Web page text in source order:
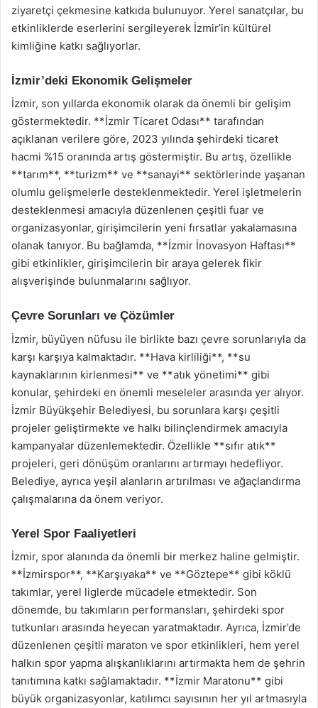
ziyaretçi çekmesine katkıda bulunuyor. Yerel sanatçılar, bu
etkinliklerde eserlerini sergileyerek İzmir’in kültürel
kimliğine katkı sağlıyorlar.
İzmir’deki Ekonomik Gelişmeler
İzmir, son yıllarda ekonomik olarak da önemli bir gelişim
göstermektedir. **İzmir Ticaret Odası** tarafından
açıklanan verilere göre, 2023 yılında şehirdeki ticaret
hacmi %15 oranında artış göstermiştir. Bu artış, özellikle
**tarım**, **turizm** ve **sanayi** sektörlerinde yaşanan
olumlu gelişmelerle desteklenmektedir. Yerel işletmelerin
desteklenmesi amacıyla düzenlenen çeşitli fuar ve
organizasyonlar, girişimcilerin yeni fırsatlar yakalamasına
olanak tanıyor. Bu bağlamda, **İzmir İnovasyon Haftası**
gibi etkinlikler, girişimcilerin bir araya gelerek fikir
alışverişinde bulunmalarını sağlıyor.
Çevre Sorunları ve Çözümler
İzmir, büyüyen nüfusu ile birlikte bazı çevre sorunlarıyla da
karşı karşıya kalmaktadır. **Hava kirliliği**, **su
kaynaklarının kirlenmesi** ve **atık yönetimi** gibi
konular, şehirdeki en önemli meseleler arasında yer alıyor.
İzmir Büyükşehir Belediyesi, bu sorunlara karşı çeşitli
projeler geliştirmekte ve halkı bilinçlendirmek amacıyla
kampanyalar düzenlemektedir. Özellikle **sıfır atık**
projeleri, geri dönüşüm oranlarını artırmayı hedefliyor.
Belediye, ayrıca yeşil alanların artırılması ve ağaçlandırma
çalışmalarına da önem veriyor.
Yerel Spor Faaliyetleri
İzmir, spor alanında da önemli bir merkez haline gelmiştir.
**İzmirspor**, **Karşıyaka** ve **Göztepe** gibi köklü
takımlar, yerel liglerde mücadele etmektedir. Son
dönemde, bu takımların performansları, şehirdeki spor
tutkunları arasında heyecan yaratmaktadır. Ayrıca, İzmir’de
düzenlenen çeşitli maraton ve spor etkinlikleri, hem yerel
halkın spor yapma alışkanlıklarını artırmakta hem de şehrin
tanıtımına katkı sağlamaktadır. **İzmir Maratonu** gibi
büyük organizasyonlar, katılımcı sayısının her yıl artmasıyla